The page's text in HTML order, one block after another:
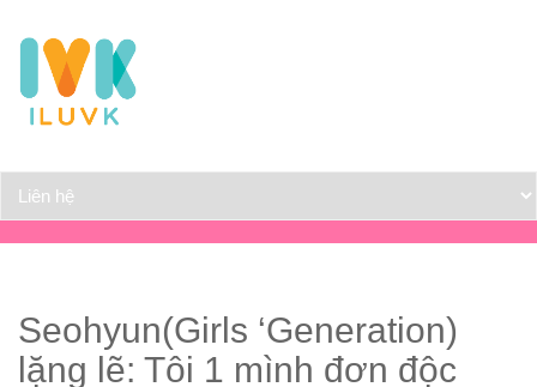
Seohyun(Girls ‘Generation)
lặng lẽ: Tôi 1 mình đơn độc